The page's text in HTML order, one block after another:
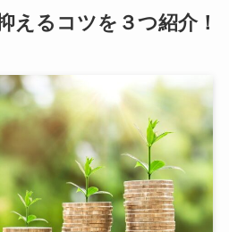
えるコツを３つ紹介！